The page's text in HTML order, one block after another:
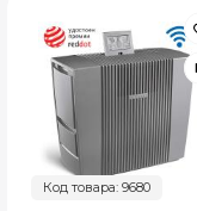
Код товара: 9680